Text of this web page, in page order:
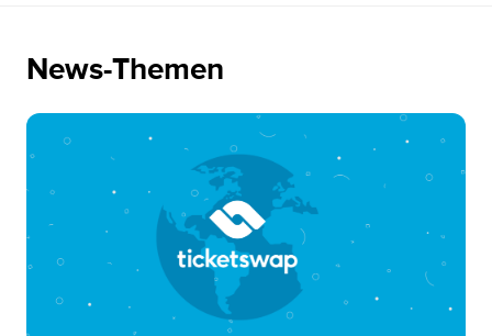
News-Themen